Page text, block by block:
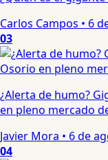
Carlos Campos • 6
03
¿Alerta de humo?
en pleno mercado
Javier Mora • 6 de
04